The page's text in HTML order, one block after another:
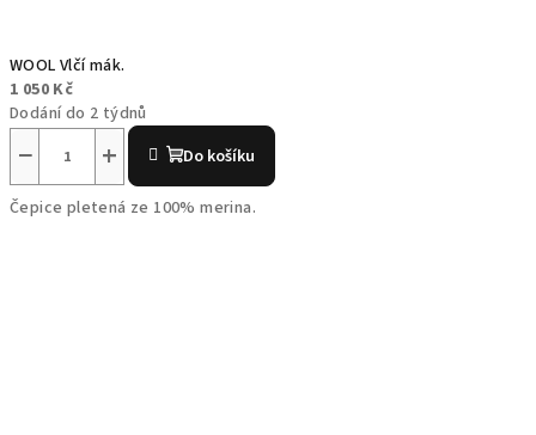
WOOL Vlčí mák.
1 050 Kč
Dodání do 2 týdnů
+
− Do košíku
Čepice pletená ze 100% merina.